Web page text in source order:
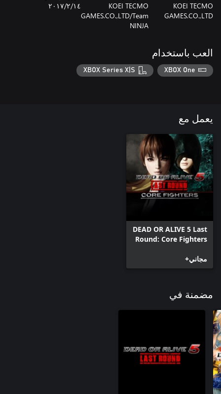
KOEI TECMO
GAMES.CO.,LTD
KOEI TECMO
GAMES.CO.,LTD/Team
NINJA
١٤‏/٢‏/٢٠١٧
العب باستخدام
XBOX One
XBOX Series X|S
يعمل مع
DEAD OR ALIVE 5 Last
Round: Core Fighters
مجاني+
مضمنة في